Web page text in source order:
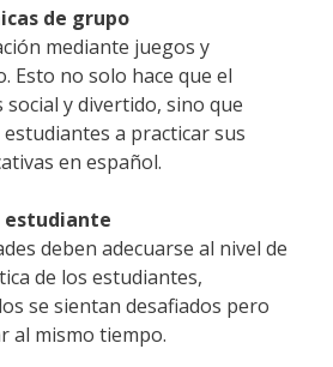
de grupo
mediante juegos y
Esto no solo hace que el
social y divertido, sino que
a practicar sus
en español.
estudiante
deben adecuarse al nivel de
de los estudiantes,
se sientan desafiados pero
al mismo tiempo.